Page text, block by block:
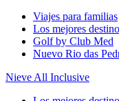
Viajes para familias
Los mejores
Golf by Club Med
Nuevo Rio das
Nieve All Inclusive